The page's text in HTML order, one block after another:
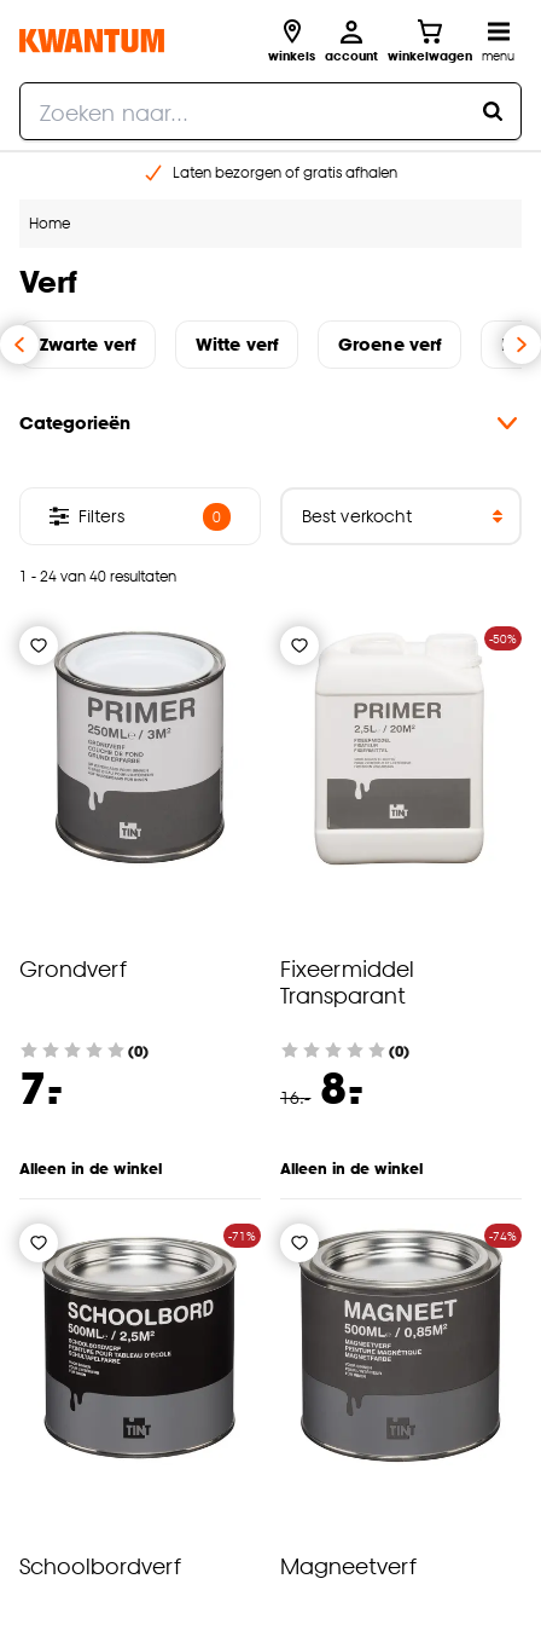
winkels account winkelwagen menu
Laten bezorgen of gratis afhalen
Home
Verf
Zwarte verf Witte verf Groene verf
Categorieën
1 - 24 van 40 resultaten
Filters 0
Grondverf
(0)
7.
-
Alleen in de winkel
-50%
Fixeermiddel
Transparant
(0)
16.- 8.
-
Alleen in de winkel
-71%
Schoolbordverf
-74%
Magneetverf